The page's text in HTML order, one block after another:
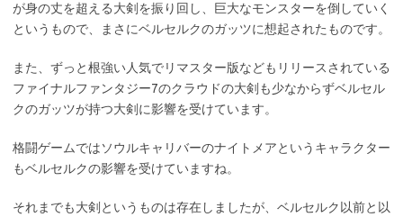
が身の丈を超える大剣を振り回し、巨大なモンスターを倒していく
というもので、まさにベルセルクのガッツに想起されたものです。
また、ずっと根強い人気でリマスター版などもリリースされている
ファイナルファンタジー7のクラウドの大剣も少なからずベルセル
クのガッツが持つ大剣に影響を受けています。
格闘ゲームではソウルキャリバーのナイトメアというキャラクター
もベルセルクの影響を受けていますね。
それまでも大剣というものは存在しましたが、ベルセルク以前と以